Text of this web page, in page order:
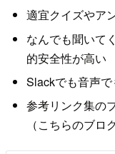
適宜クイズやア
なんでも聞いて
的安全性が高い
Slackでも音声
参考リンク集の
（こちらのブロ